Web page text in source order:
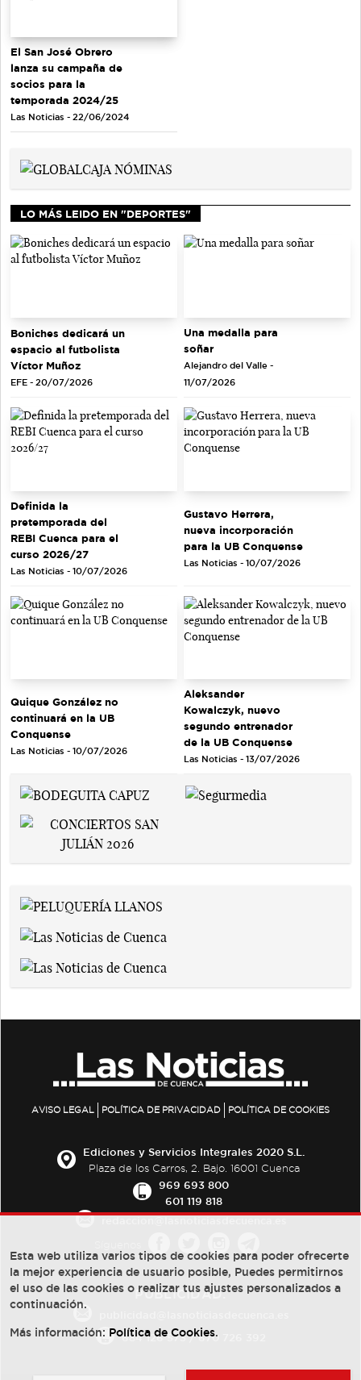
El San José Obrero
lanza su campaña de
socios para la
temporada 2024/25
Las Noticias - 22/06/2024
LO MÁS LEIDO EN "DEPORTES"
Boniches dedicará un
espacio al futbolista
Víctor Muñoz
EFE - 20/07/2026
Una medalla para
soñar
Alejandro del Valle -
11/07/2026
Definida la
pretemporada del
REBI Cuenca para el
curso 2026/27
Las Noticias - 10/07/2026
Gustavo Herrera,
nueva incorporación
para la UB Conquense
Las Noticias - 10/07/2026
Quique González no
continuará en la UB
Conquense
Las Noticias - 10/07/2026
Aleksander
Kowalczyk, nuevo
segundo entrenador
de la UB Conquense
Las Noticias - 13/07/2026
AVISO LEGAL POLÍTICA DE PRIVACIDAD POLÍTICA DE COOKIES
Ediciones y Servicios Integrales 2020 S.L.
Plaza de los Carros, 2. Bajo. 16001 Cuenca
969 693 800
601 119 818
PUBLICIDAD:
684 126 573/670 726 392
Esta web utiliza varios tipos de cookies para poder ofrecerte
la mejor experiencia de usuario posible, Puedes permitirnos
el uso de las cookies o realizar tus ajustes personalizados a
continuación.
Más información: Política de Cookies.